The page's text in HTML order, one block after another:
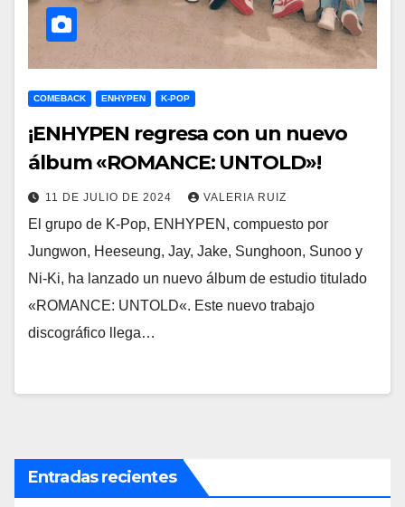
COMEBACK ENHYPEN K-POP
¡ENHYPEN regresa con un nuevo
álbum «ROMANCE: UNTOLD»!
11 DE JULIO DE 2024 VALERIA RUIZ
El grupo de K-Pop, ENHYPEN, compuesto por
Jungwon, Heeseung, Jay, Jake, Sunghoon, Sunoo y
Ni-Ki, ha lanzado un nuevo álbum de estudio titulado
«ROMANCE: UNTOLD«. Este nuevo trabajo
discográfico llega…
Entradas recientes